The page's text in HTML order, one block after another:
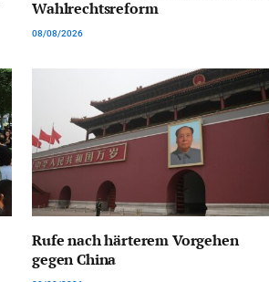
Wahlrechtsreform
08/08/2026
Rufe nach härterem Vorgehen
gegen China